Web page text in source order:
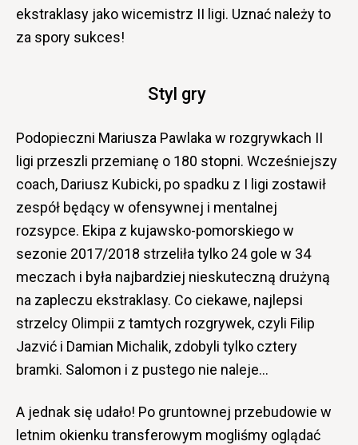
ekstraklasy jako wicemistrz II ligi. Uznać należy to
za spory sukces!
Styl gry
Podopieczni Mariusza Pawlaka w rozgrywkach II
ligi przeszli przemianę o 180 stopni. Wcześniejszy
coach, Dariusz Kubicki, po spadku z I ligi zostawił
zespół będący w ofensywnej i mentalnej
rozsypce. Ekipa z kujawsko-pomorskiego w
sezonie 2017/2018 strzeliła tylko 24 gole w 34
meczach i była najbardziej nieskuteczną drużyną
na zapleczu ekstraklasy. Co ciekawe, najlepsi
strzelcy Olimpii z tamtych rozgrywek, czyli Filip
Jazvić i Damian Michalik, zdobyli tylko cztery
bramki. Salomon i z pustego nie naleje…
A jednak się udało! Po gruntownej przebudowie w
letnim okienku transferowym mogliśmy oglądać